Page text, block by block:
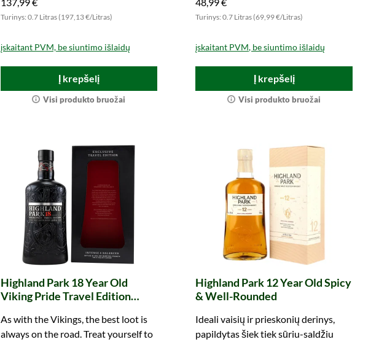
Turinys: 0.7 Litras (197,13 €/Litras)
įskaitant PVM, be siuntimo išlaidų
Į krepšelį
Visi produkto bruožai
Turinys: 0.7 Litras (69,99 €/Litras)
įskaitant PVM, be siuntimo išlaidų
Į krepšelį
Visi produkto bruožai
Highland Park 18 Year Old
Viking Pride Travel Edition
As with the Vikings, the best loot is
always on the road. Treat yourself to
Highland Park 12 Year Old Spicy
& Well-Rounded
Ideali vaisių ir prieskonių derinys,
papildytas šiek tiek sūriu-saldžiu